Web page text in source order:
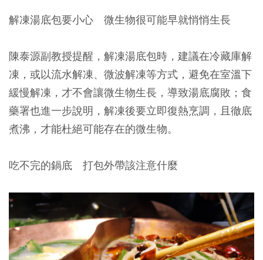
解凍湯底包要小心 微生物很可能早就悄悄生長
陳泰源副教授提醒，解凍湯底包時，建議在冷藏庫解
凍，或以流水解凍、微波解凍等方式，避免在室溫下
緩慢解凍，才不會讓微生物生長，導致湯底腐敗；食
藥署也進一步說明，解凍後要立即復熱烹調，且徹底
煮沸，才能杜絕可能存在的微生物。
吃不完的鍋底 打包外帶該注意什麼